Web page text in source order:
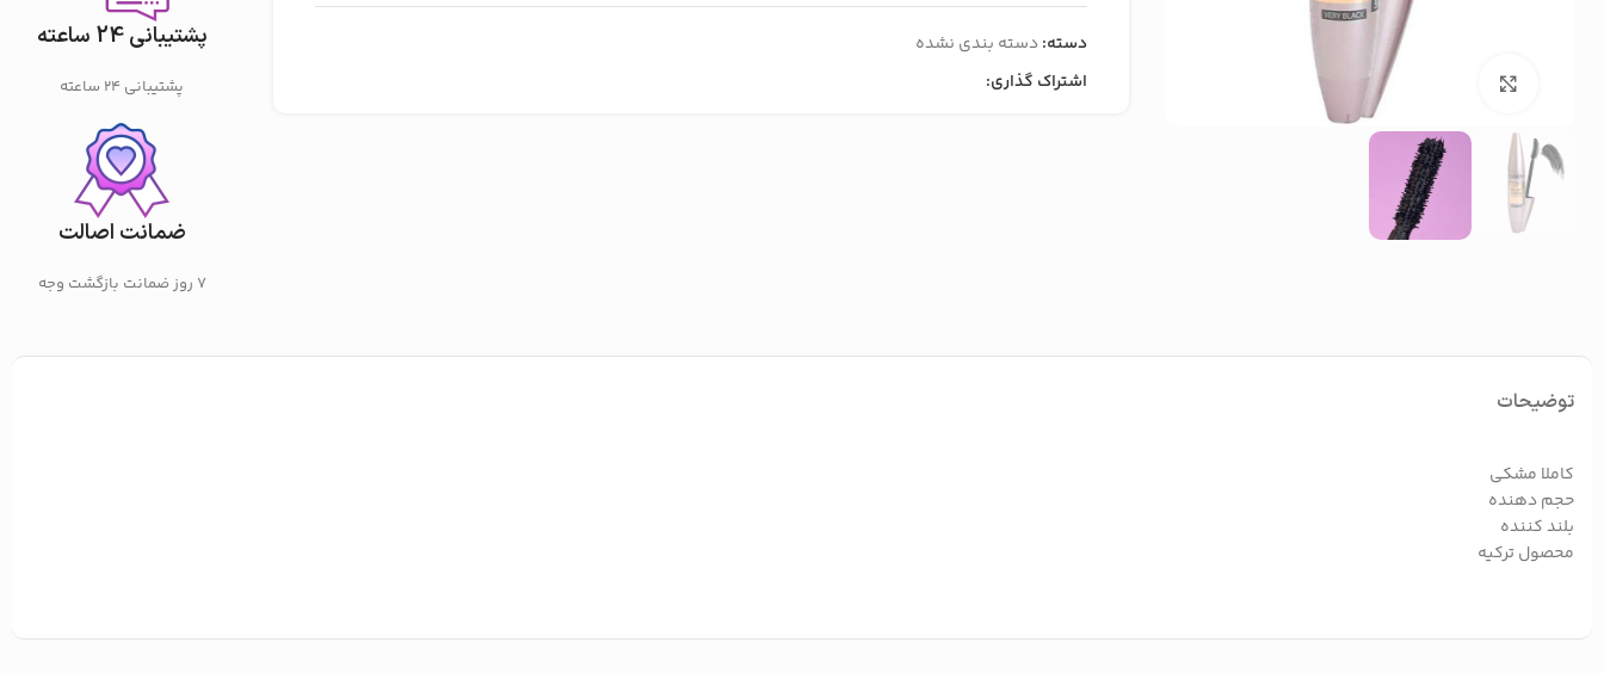
بزرگنمایی تصویر
دسته:دسته بندی نشده
اشتراک گذاری:
پشتیبانی 24 ساعته
پشتیبانی 24 ساعته
ضمانت اصالت
7 روز ضمانت بازگشت وجه
توضیحات
کاملا مشکی
حجم دهنده
بلند کننده
محصول ترکیه